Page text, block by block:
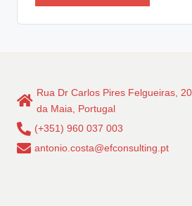
Rua Dr Carlos Pires Felgueiras,
da Maia, Portugal
(+351) 960 037 003
antonio.costa@efconsulting.pt